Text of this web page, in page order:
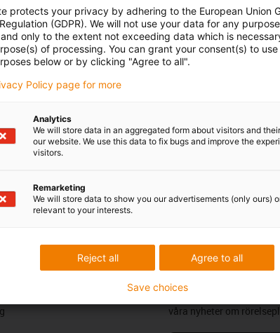
frågor
phone
730 2203 123
Rådgivning
Personligen
Måndag – fredag:
Chattjänst
Måndag – fredag:
& kritik
Nyhetsbrev
Håll dig uppdaterad och
våra nyheter om
protects your privacy by adhering to the European Union
(GDPR). We will not use your data for any
only to the extent not exceeding data which is
of processing. You can grant your consent(s) to
below or by clicking "Agree to all".
Policy page for more
Analytics
We will store data in an aggregated form about visitors and
our website. We use this data to fix bugs and improve the
visitors.
Remarketing
We will store data to show you our advertisements (only ours)
relevant to your interests.
Agree to all
Reject all
Save choices